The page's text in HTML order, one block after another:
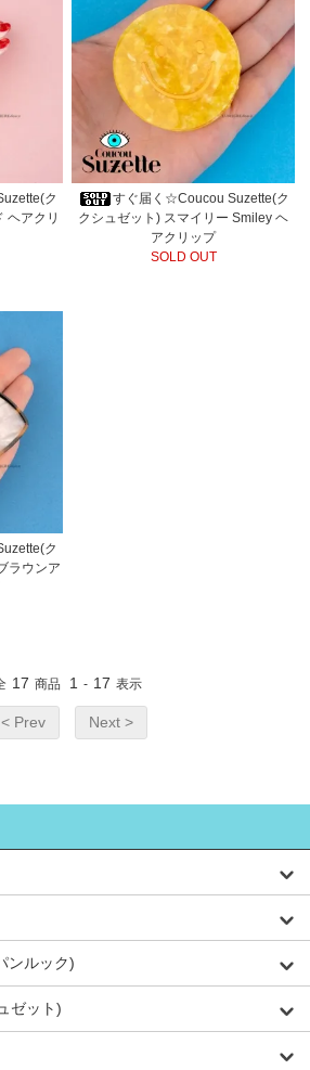
ク
ヘアクリ
すぐ届く☆Coucou Suzette(ク
クシュゼット) スマイリー Smiley ヘ
アクリップ
SOLD OUT
ク
ラウンア
17 商品 1 - 17 表示
< Prev Next >
ンルック)
ゼット)